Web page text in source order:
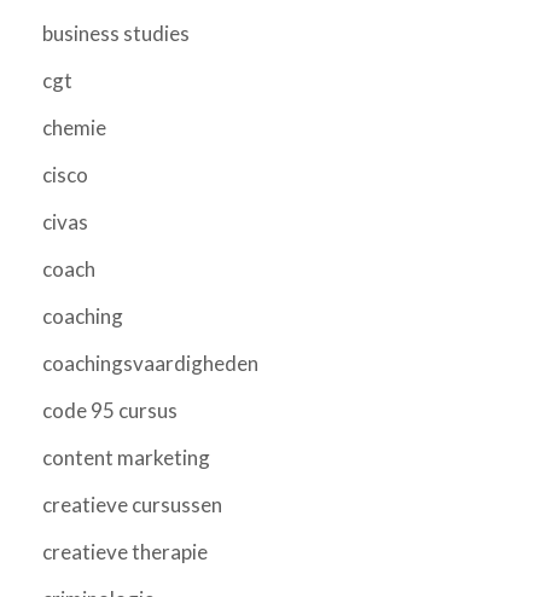
business studies
cgt
chemie
cisco
civas
coach
coaching
coachingsvaardigheden
code 95 cursus
content marketing
creatieve cursussen
creatieve therapie